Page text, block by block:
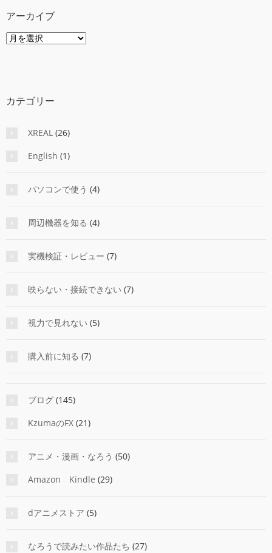
アーカイブ
ア
カテゴリー
XREAL (26)
English (1)
パソコンで使う (4)
周辺機器を知る (4)
実機検証・レビュー (7)
映らない・接続できない (7)
視力で見れない (5)
購入前に知る (7)
ブログ (145)
KzumaのFX (21)
アニメ・漫画・なろう (50)
Amazon Kindle (29)
dアニメストア (5)
なろうで読みたい作品たち (27)